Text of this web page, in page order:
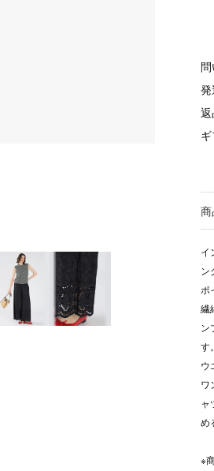
イ
ン
ポ
繊
ン
す。
ウ
ワ
ャ
め
※